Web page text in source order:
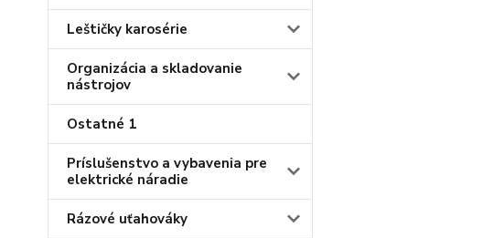
Leštičky karosérie
Organizácia a skladovanie
nástrojov
Ostatné 1
Príslušenstvo a vybavenia pre
elektrické náradie
Rázové uťahováky